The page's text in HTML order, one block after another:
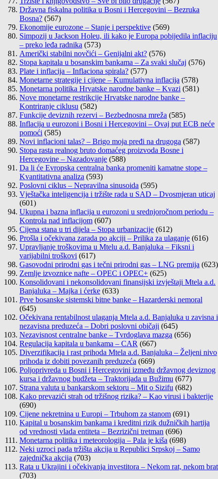
Državna fiskalna politika u Bosni i Hercegovini – Bezruka
Bosna? (567)
Ekonomije eurozone – Stanje i perspektive (569)
Simpozij u Jackson Holeu, ili kako je Europa pobijedila inflaciju
– preko leđa radnika (573)
Američki stabilni novčići – Genijalni akt? (576)
Stopa kapitala u bosanskim bankama – Za svaki slučaj (576)
Plate i inflacija – Inflaciona spirala? (577)
Monetarne strategije i cijene – Kumulativna inflacija (578)
Monetarna politika Hrvatske narodne banke – Kvazi (581)
Nove monetarne restrikcije Hrvatske narodne banke –
Kontriranje ciklusu (582)
Funkcije deviznih rezervi – Bezbednosna mreža (585)
Inflacija u eurozoni i Bosni i Hercegovini – Ovaj put ECB neće
pomoći (585)
Novi inflacioni talas? – Brigo moja pređi na drugoga (587)
Stopa rasta realnog bruto domaćeg proizvoda Bosne i
Hercegovine – Nazadovanje (588)
Da li će Evropska centralna banka promeniti kamatne stope –
Kvantitativna analiza (593)
Poslovni ciklus – Nepravilna sinusoida (595)
Vještačka inteligencija i tržište rada u SAD – Dvosmjeran uticaj
(601)
Ukupna i bazna inflacija u eurozoni u srednjoročnom periodu –
Kontrola nad inflacijom (607)
Cijena stana u tri dijela – Stopa urbanizacije (612)
Prošla i očekivana zarada po akciji – Prilika za ulaganje (616)
Upravljanje troškovima u Mtelu a.d. Banjaluka – Fiksni i
varijabilni troškovi (617)
Gasovodni prirodni gas i tečni prirodni gas – LNG premija (623)
Zemlje izvoznice nafte – OPEC i OPEC+ (625)
Konsolidovani i nekonsolidovani finansijski izvještaji Mtela a.d.
Banjaluka – Majka i ćerke (633)
Prve bosanske sistemski bitne banke – Hazarderski nemoral
(645)
Očekivana rentabilnost ulaganja Mtela a.d. Banjaluka u zavisna i
nezavisna preduzeća – Dobri poslovni običaji (645)
Nezavisnost centralne banke – Tvrdoglava mazga (656)
Regulacija kapitala u bankama – CAR (667)
Diverzifikacija i rast prihoda Mtela a.d. Banjaluka – Željeni nivo
prihoda iz dobiti povezanih preduzeća (669)
Poljoprivreda u Bosni i Hercegovini između državnog deviznog
kursa i državnog budžeta – Traktorijada u Bužimu (677)
Strana valuta u bankarskom sektoru – Mit o Sizifu (682)
Kako prevazići strah od tržišnog rizika? – Kao virusi i bakterije
(690)
Cijene nekretnina u Europi – Trbuhom za stanom (691)
Kapital u bosanskim bankama i kreditni rizik dužničkih hartija
od vrednosti vlada entiteta – Bezrizični tretman (696)
Monetarna politika i meteorologija – Pala je kiša (698)
Neki uzroci pada tržišta akcija u Republici Srpskoj – Samo
zajednička akcija (703)
Rata u Ukrajini i očekivanja investitora – Nekom rat, nekom brat
(703)